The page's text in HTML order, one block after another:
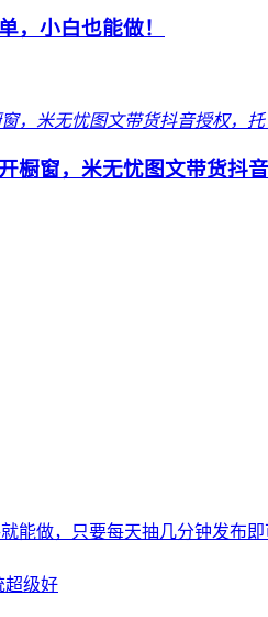
，小白也能做！
橱窗，米无忧图文带货抖音
能做，只要每天抽几分钟发布即
超级好